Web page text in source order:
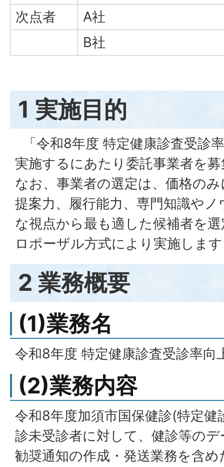
次点者
A社
B社
1 実施目的
「令和8年度 特定健康診査受診
実施するにあたり委託事業者を
なお、事業者の選定は、価格の
提案力、履行能力、専門知識や
な視点から最も適した候補者を
ロポーザル方式により実施しま
2 業務概要
(1)業務名
令和8年度 特定健康診査受診率向
(2)業務内容
令和8年度加須市国保健診(特定
診未受診者に対して、健診等の
勧奨通知の作成・発送業務を含